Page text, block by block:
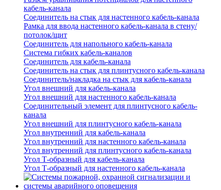
кабель-канала
Соединитель на стык для настенного кабель-канала
Рамка для ввода настенного кабель-канала в стену/
потолок/щит
Соединитель для напольного кабель-канала
Система гибких кабель-каналов
Соединитель для кабель-канала
Соединитель на стык для плинтусного кабель-канала
Соединитель/накладка на стык для кабель-канала
Угол внешний для кабель-канала
Угол внешний для настенного кабель-канала
Соединительный элемент для плинтусного кабель-
канала
Угол внешний для плинтусного кабель-канала
Угол внутренний для кабель-канала
Угол внутренний для настенного кабель-канала
Угол внутренний для плинтусного кабель-канала
Угол Т-образный для кабель-канала
Угол Т-образный для настенного кабель-канала